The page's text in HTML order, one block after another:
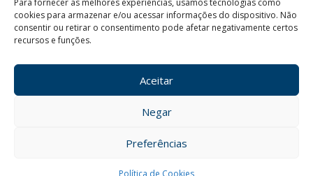
Para fornecer as melhores experiências, usamos tecnologias como
cookies para armazenar e/ou acessar informações do dispositivo. Não
consentir ou retirar o consentimento pode afetar negativamente certos
recursos e funções.
Aceitar
Negar
Preferências
Política de Cookies
estão reservados.